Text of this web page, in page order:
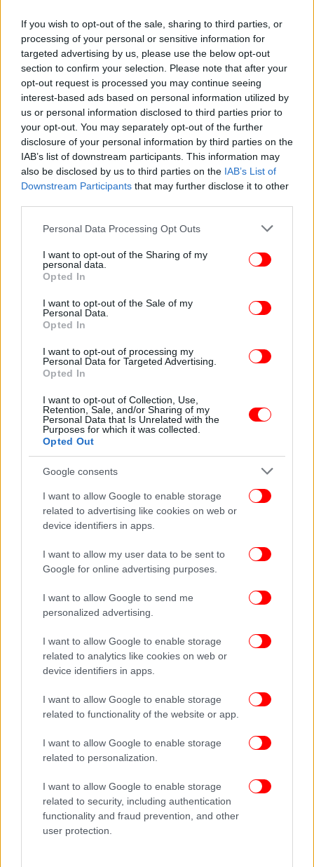
If you wish to opt-out of the sale, sharing to third parties, or
processing of your personal or sensitive information for
targeted advertising by us, please use the below opt-out
section to confirm your selection. Please note that after your
opt-out request is processed you may continue seeing
interest-based ads based on personal information utilized by
us or personal information disclosed to third parties prior to
your opt-out. You may separately opt-out of the further
disclosure of your personal information by third parties on the
IAB’s list of downstream participants. This information may
also be disclosed by us to third parties on the IAB’s List of
Downstream Participants that may further disclose it to other
Please note that this website/app uses one or more Google
not limited to your visit or usage behaviour. You may click to
grant or deny consent to Google and its third-party tags to
use your data for below specified purposes in below Google
consent section.
Personal Data Processing Opt Outs
I want to opt-out of the Sharing of my
personal data.
Opted In
I want to opt-out of the Sale of my
Personal Data.
Opted In
I want to opt-out of processing my
Personal Data for Targeted Advertising.
Opted In
I want to opt-out of Collection, Use,
Retention, Sale, and/or Sharing of my
Personal Data that Is Unrelated with the
Purposes for which it was collected.
Opted Out
Google consents
I want to allow Google to enable storage
related to advertising like cookies on web or
device identifiers in apps.
I want to allow my user data to be sent to
Google for online advertising purposes.
I want to allow Google to send me
personalized advertising.
I want to allow Google to enable storage
related to analytics like cookies on web or
device identifiers in apps.
I want to allow Google to enable storage
related to functionality of the website or app.
I want to allow Google to enable storage
related to personalization.
I want to allow Google to enable storage
related to security, including authentication
functionality and fraud prevention, and other
user protection.
πλαίσιο.
Γεωπολιτική και ενέργεια
Ο υπουργός επισήμανε τη στενή σύνδεση ενέργειας
και γεωπολιτικής. Η Ευρωπαϊκή Ένωση, σύμφωνα
με τον κ. Παπασταύρου, επιδιώκει σταδιακή
απεξάρτηση από το ρωσικό φυσικό αέριο και κοινή
ευρωπαϊκή στρατηγική για την ενεργειακή
ασφάλεια.
εθνική ασφάλεια, την ανταγωνιστικότητα της
βιομηχανίας και την τεχνολογική εξέλιξη, ιδιαίτερα
σε τομείς όπως η τεχνητή νοημοσύνη.
Υδρογονάνθρακες: Έρευνες στο Ιόνιο
Ο υπουργός αναφέρθηκε επίσης στην προοπτική
αξιοποίησης υδρογονανθράκων στην Ελλάδα. «Σε
περίπου δώδεκα μήνες θα έχουμε την πρώτη
ερευνητική γεώτρηση στο Ιόνιο μετά από σχεδόν